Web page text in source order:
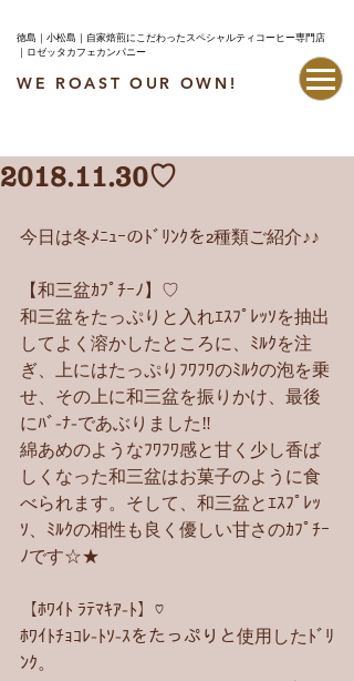
WE ROAST OUR OWN!
徳島｜小松島｜自家焙煎にこだわったスペシャルティコーヒー専門店
｜ロゼッタカフェカンパニー
2018.11.30♡
今日は冬ﾒﾆｭｰのﾄﾞﾘﾝｸを2種類ご紹介♪♪
【和三盆ｶﾌﾟﾁｰﾉ】♡
和三盆をたっぷりと入れｴｽﾌﾟﾚｯｿを抽出
してよく溶かしたところに、ﾐﾙｸを注
ぎ、上にはたっぷりﾌﾜﾌﾜのﾐﾙｸの泡を乗
せ、その上に和三盆を振りかけ、最後
にﾊﾞ-ﾅ-であぶりました‼︎
綿あめのようなﾌﾜﾌﾜ感と甘く少し香ば
しくなった和三盆はお菓子のように食
べられます。そして、和三盆とｴｽﾌﾟﾚｯ
ｿ、ﾐﾙｸの相性も良く優しい甘さのｶﾌﾟﾁｰ
ﾉです☆★
【ﾎﾜｲﾄ ﾗﾃﾏｷｱ-ﾄ】♡
ﾎﾜｲﾄﾁｮｺﾚ-ﾄｿ-ｽをたっぷりと使用したﾄﾞﾘ
ﾝｸ。